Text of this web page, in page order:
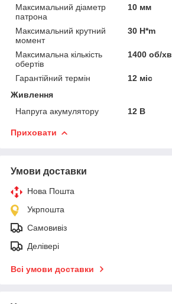
Максимальний діаметр
патрона
10 мм
Максимальний крутний
момент
30 H*m
Максимальна кількість
обертів
1400 об/хв
Гарантійний термін
12 міс
Живлення
Напруга акумулятору
12 В
Приховати
Умови доставки
Нова Пошта
Укрпошта
Самовивіз
Делівері
Всі умови доставки